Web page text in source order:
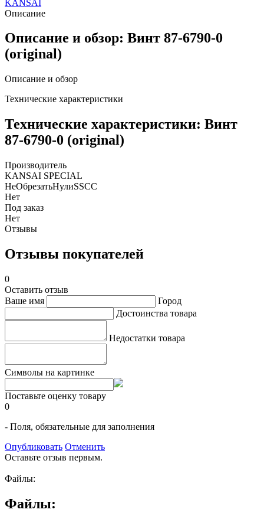
KANSAI
Описание
Описание и обзор: Винт 87-6790-0
(original)
Описание и обзор
Технические характеристики
Технические характеристики: Винт
87-6790-0 (original)
Производитель
KANSAI SPECIAL
НеОбрезатьНулиSSCC
Нет
Под заказ
Нет
Отзывы
Отзывы покупателей
0
Оставить отзыв
Ваше имя
Город
Достоинства товара
Недостатки товара
Символы на картинке
Поставьте оценку товару
0
- Поля, обязательные для заполнения
Опубликовать Отменить
Оставьте отзыв первым.
Файлы:
Файлы: